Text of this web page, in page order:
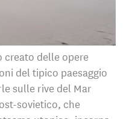
creato delle opere
del tipico paesaggio
sulle rive del Mar
sovietico, che